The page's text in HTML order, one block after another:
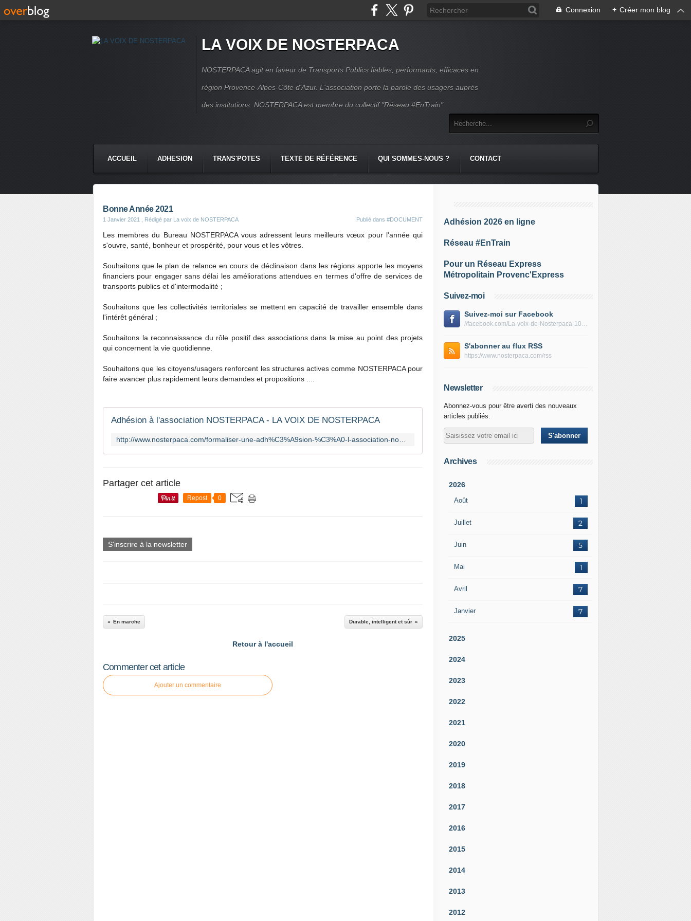
Connexion + Créer mon blog
LA VOIX DE NOSTERPACA
NOSTERPACA agit en faveur de Transports Publics fiables, performants, efficaces en
région Provence-Alpes-Côte d'Azur. L'association porte la parole des usagers auprès
des institutions. NOSTERPACA est membre du collectif "Réseau #EnTrain"
ACCUEIL ADHESION TRANS'POTES TEXTE DE RÉFÉRENCE QUI SOMMES-NOUS ? CONTACT
Bonne Année 2021
1 Janvier 2021 , Rédigé par La voix de NOSTERPACA Publié dans #DOCUMENT
Les membres du Bureau NOSTERPACA vous adressent leurs meilleurs vœux pour l'année qui
s'ouvre, santé, bonheur et prospérité, pour vous et les vôtres.
Souhaitons que le plan de relance en cours de déclinaison dans les régions apporte les moyens
financiers pour engager sans délai les améliorations attendues en termes d'offre de services de
transports publics et d'intermodalité ;
Souhaitons que les collectivités territoriales se mettent en capacité de travailler ensemble dans
l'intérêt général ;
Souhaitons la reconnaissance du rôle positif des associations dans la mise au point des projets
qui concernent la vie quotidienne.
Souhaitons que les citoyens/usagers renforcent les structures actives comme NOSTERPACA pour
faire avancer plus rapidement leurs demandes et propositions ....
Adhésion à l'association NOSTERPACA - LA VOIX DE NOSTERPACA
Partager cet article
Repost 0
S'inscrire à la newsletter
En marche Durable, intelligent et sûr
Retour à l'accueil
Commenter cet article
Ajouter un commentaire
Adhésion 2026 en ligne
Réseau #EnTrain
Pour un Réseau Express
Métropolitain Provenc'Express
Suivez-moi
Suivez-moi sur Facebook
//facebook.com/La-voix-de-Nosterpaca-106434384284735
S'abonner au flux RSS
https://www.nosterpaca.com/rss
Newsletter
Abonnez-vous pour être averti des nouveaux
articles publiés.
Archives
2026
Août 1
Juillet 2
Juin 5
Mai 1
Avril 7
Janvier 7
2025
2024
2023
2022
2021
2020
2019
2018
2017
2016
2015
2014
2013
2012